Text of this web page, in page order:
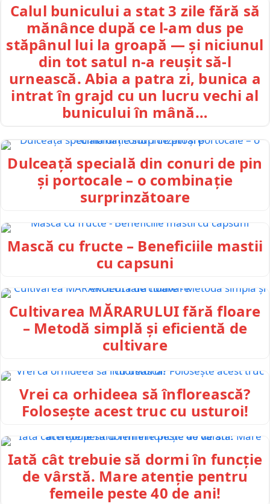
Calul bunicului a stat 3 zile fără să
mănânce după ce l-am dus pe
stăpânul lui la groapă — și niciunul
din tot satul n-a reușit să-l
urnească. Abia a patra zi, bunica a
intrat în grajd cu un lucru vechi al
bunicului în mână…
Dulceață specială din conuri de pin
și portocale – o combinație
surprinzătoare
Mască cu fructe – Beneficiile mastii
cu capsuni
Cultivarea MĂRARULUI fără floare
– Metodă simplă și eficientă de
cultivare
Vrei ca orhideea să înflorească?
Folosește acest truc cu usturoi!
Iată cât trebuie să dormi în funcție
de vârstă. Mare atenție pentru
femeile peste 40 de ani!